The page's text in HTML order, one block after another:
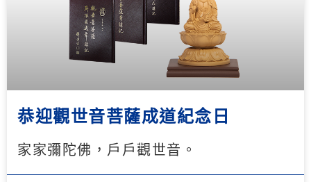
恭迎觀世音菩薩成道紀念日
家家彌陀佛，戶戶觀世音。